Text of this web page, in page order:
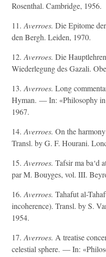
Rosenthal. Cambridge, 1956.
11. Averroes. Die Epitome
den Bergh. Leiden, 1970.
12. Averroes. Die
Wiederlegung des Gazali.
13. Averroes. Long
Hyman. — In: «Philosophy
1967.
14. Averroes. On the
Transl. by G. F. Hourani.
15. Averroes. Tafsir ma ba‘d
par M. Bouyges, vol. III.
16. Averroes. Tahafut al-
incoherence). Transl. by S.
1954.
17. Averroes. A treatise
celestial sphere. — In: